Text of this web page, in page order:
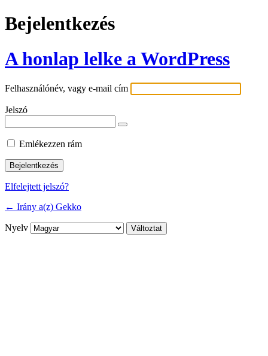
Bejelentkezés
A honlap lelke a WordPress
Felhasználónév, vagy e-mail cím
Jelszó
Emlékezzen rám
Elfelejtett jelszó?
← Irány a(z) Gekko
Nyelv